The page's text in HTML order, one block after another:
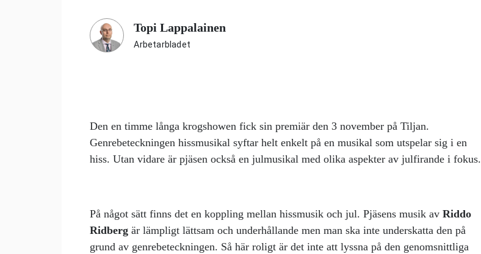
Topi Lappalainen
Arbetarbladet
Den en timme långa krogshowen fick sin premiär den 3 november på Tiljan.
Genrebeteckningen hissmusikal syftar helt enkelt på en musikal som utspelar sig i en
hiss. Utan vidare är pjäsen också en julmusikal med olika aspekter av julfirande i fokus.
På något sätt finns det en koppling mellan hissmusik och jul. Pjäsens musik avRiddo
Ridberg är lämpligt lättsam och underhållande men man ska inte underskatta den på
grund av genrebeteckningen. Så här roligt är det inte att lyssna på den genomsnittliga